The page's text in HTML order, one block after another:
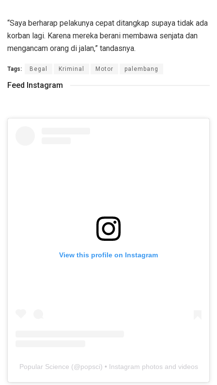
“Saya berharap pelakunya cepat ditangkap supaya tidak ada
korban lagi. Karena mereka berani membawa senjata dan
mengancam orang di jalan,” tandasnya.
Tags: Begal Kriminal Motor palembang
Feed Instagram
View this profile on Instagram
Popular Science (@popsci) • Instagram photos and videos